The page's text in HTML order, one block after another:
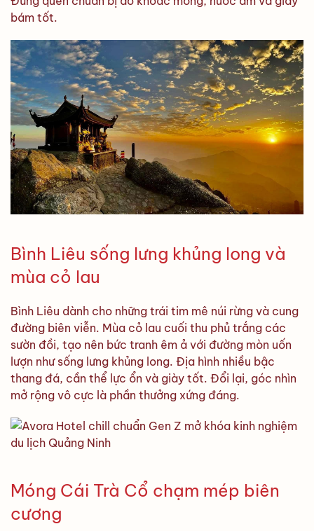
bám tốt.
Bình Liêu sống lưng khủng long và
mùa cỏ lau
Bình Liêu dành cho những trái tim mê núi rừng và cung
đường biên viễn. Mùa cỏ lau cuối thu phủ trắng các
sườn đồi, tạo nên bức tranh êm ả với đường mòn uốn
lượn như sống lưng khủng long. Địa hình nhiều bậc
thang đá, cần thể lực ổn và giày tốt. Đổi lại, góc nhìn
mở rộng vô cực là phần thưởng xứng đáng.
Móng Cái Trà Cổ chạm mép biên
cương